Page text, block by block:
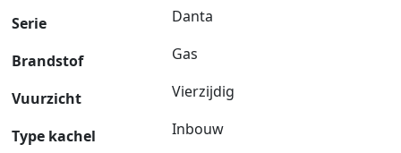
Serie Danta
Brandstof Gas
Vuurzicht Vierzijdig
Type kachel Inbouw